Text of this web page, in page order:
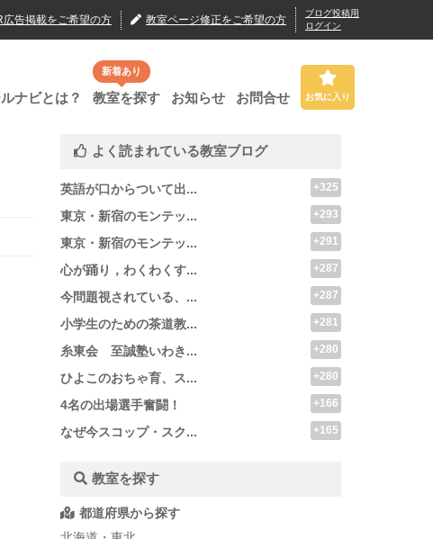
広告掲載をご希望の方 教室ページ修正をご希望の方
ブログ投稿用
ログイン
ナビとは？
新着あり
教室を探す お知らせ お問合せ お気に入り
よく読まれている教室ブログ
英語が口からついて出... +325
東京・新宿のモンテッ... +293
東京・新宿のモンテッ... +291
心が踊り，わくわくす... +287
今問題視されている、... +287
小学生のための茶道教... +281
糸東会 至誠塾いわき... +280
ひよこのおちゃ育、ス... +280
4名の出場選手奮闘！ +166
なぜ今スコップ・スク... +165
教室を探す
都道府県から探す